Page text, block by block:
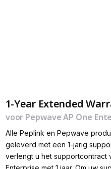
1-Year Extended
voor Pepwave AP One
Alle Peplink en Pepwave
geleverd met een 1-jarig
verlengt u het supportcontract